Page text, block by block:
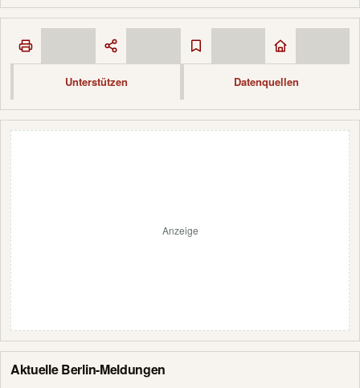
Unterstützen Datenquellen
Anzeige
Aktuelle Berlin-Meldungen